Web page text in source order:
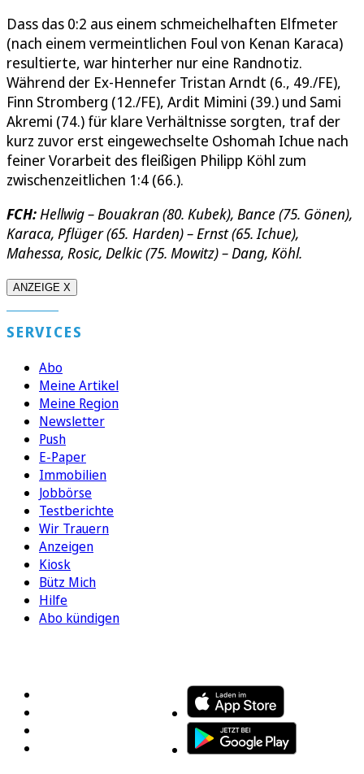
Dass das 0:2 aus einem schmeichelhaften Elfmeter
(nach einem vermeintlichen Foul von Kenan Karaca)
resultierte, war hinterher nur eine Randnotiz.
Während der Ex-Hennefer Tristan Arndt (6., 49./FE),
Finn Stromberg (12./FE), Ardit Mimini (39.) und Sami
Akremi (74.) für klare Verhältnisse sorgten, traf der
kurz zuvor erst eingewechselte Oshomah Ichue nach
feiner Vorarbeit des fleißigen Philipp Köhl zum
zwischenzeitlichen 1:4 (66.).
FCH: Hellwig – Bouakran (80. Kubek), Bance (75. Gönen),
Karaca, Pflüger (65. Harden) – Ernst (65. Ichue),
Mahessa, Rosic, Delkic (75. Mowitz) – Dang, Köhl.
ANZEIGE X
SERVICES
Abo
Meine Artikel
Meine Region
Newsletter
Push
E-Paper
Immobilien
Jobbörse
Testberichte
Wir Trauern
Anzeigen
Kiosk
Bütz Mich
Hilfe
Abo kündigen